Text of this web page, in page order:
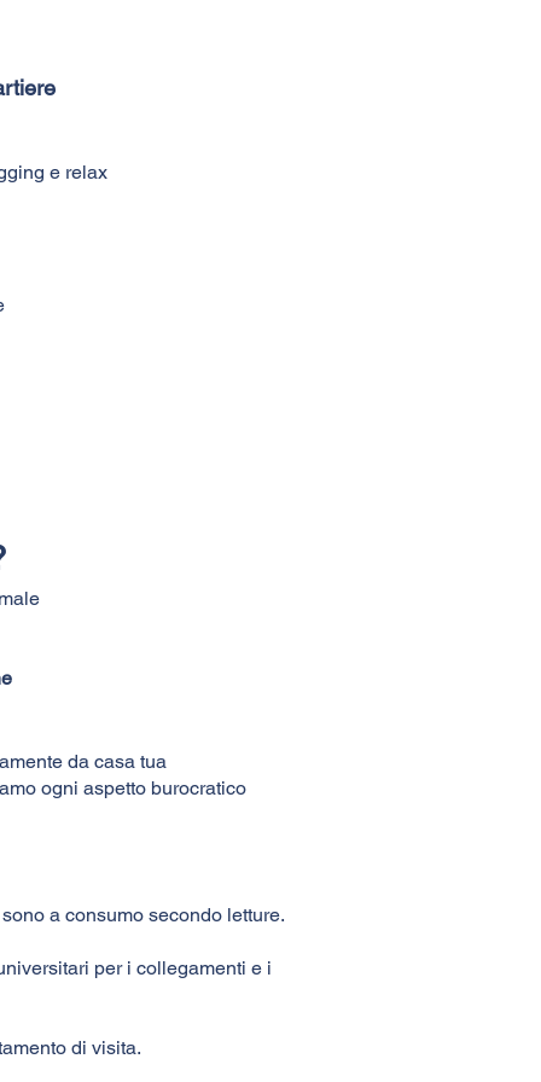
e relax
da casa tua
ogni aspetto burocratico
a consumo secondo letture.
per i collegamenti e i
di visita.